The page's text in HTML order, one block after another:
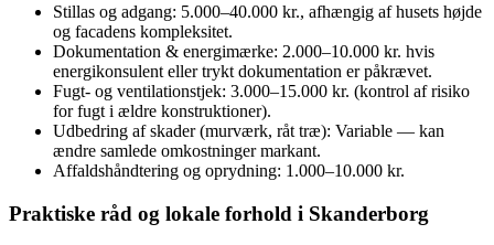
Stillas og adgang: 5.000–40.000 kr., afhængig af husets højde
og facadens kompleksitet.
Dokumentation & energimærke: 2.000–10.000 kr. hvis
energikonsulent eller trykt dokumentation er påkrævet.
Fugt- og ventilationstjek: 3.000–15.000 kr. (kontrol af risiko
for fugt i ældre konstruktioner).
Udbedring af skader (murværk, råt træ): Variable — kan
ændre samlede omkostninger markant.
Affalds­håndtering og oprydning: 1.000–10.000 kr.
Praktiske råd og lokale forhold i Skanderborg